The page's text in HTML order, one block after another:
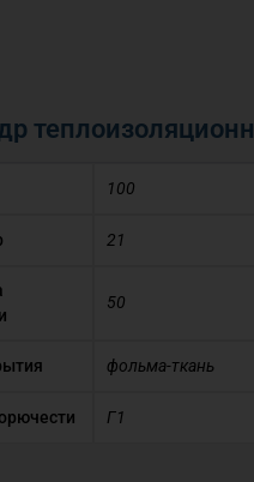
100
21
50
фольма-ткань
Г1